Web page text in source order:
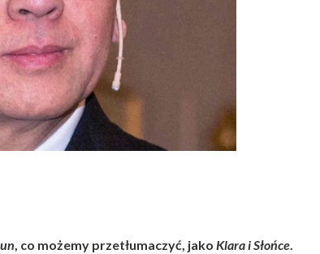
, co możemy przetłumaczyć, jako Klara i Słońce.